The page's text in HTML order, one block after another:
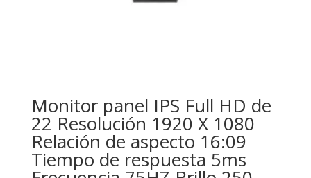
Monitor panel IPS Full HD de
22 Resolución 1920 X 1080
Relación de aspecto 16:09
Tiempo de respuesta 5ms